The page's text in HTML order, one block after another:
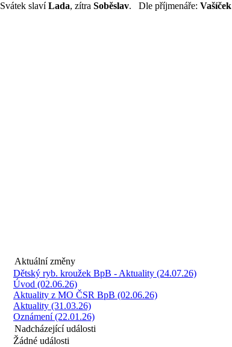
Svátek slavíLada, zítra Soběslav. Dle příjmenáře: Vašíček
Aktuální změny
Dětský ryb. kroužek BpB - Aktuality (24.07.26)
Úvod (02.06.26)
Aktuality z MO ČSR BpB (02.06.26)
Aktuality (31.03.26)
Oznámení (22.01.26)
Nadcházející události
Žádné události